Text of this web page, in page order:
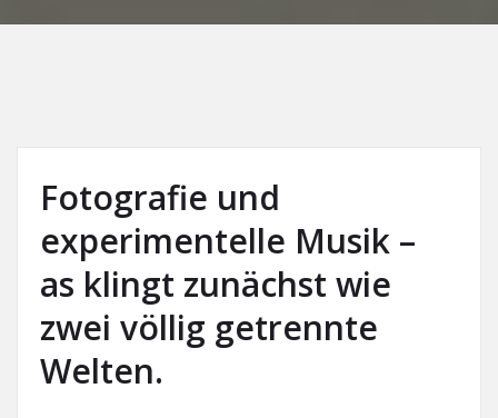
Fotografie und
experimentelle Musik –
as klingt zunächst wie
zwei völlig getrennte
Welten.